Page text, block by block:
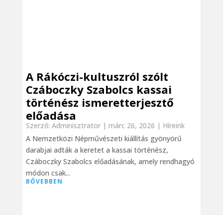
A Rákóczi-kultuszról szólt
Czáboczky Szabolcs kassai
történész ismeretterjesztő
előadása
Szerző: Adminisztrator| márc 26, 2026 | Híreink
A Nemzetközi Népművészeti kiállítás gyönyörű
darabjai adták a keretet a kassai történész,
Czáboczky Szabolcs előadásának, amely rendhagyó
módon csak...
BŐVEBBEN